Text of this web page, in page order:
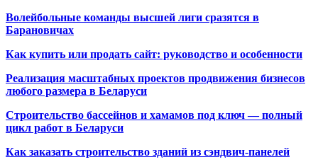
Волейбольные команды высшей лиги сразятся в
Барановичах
Как купить или продать сайт: руководство и особенности
Реализация масштабных проектов продвижения бизнесов
любого размера в Беларуси
Строительство бассейнов и хамамов под ключ — полный
цикл работ в Беларуси
Как заказать строительство зданий из сэндвич-панелей